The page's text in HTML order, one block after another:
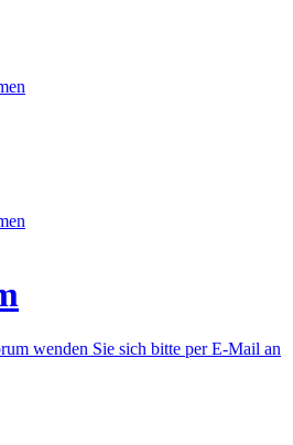
wenden Sie sich bitte per E-Mail an